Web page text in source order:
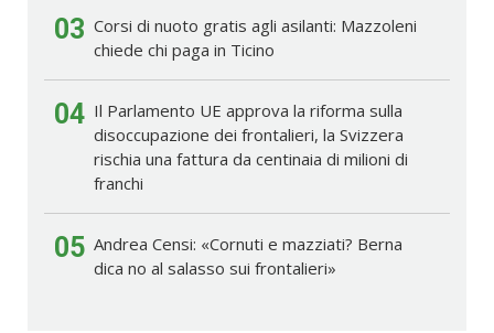
03 Corsi di nuoto gratis agli asilanti: Mazzoleni
chiede chi paga in Ticino
04 Il Parlamento UE approva la riforma sulla
disoccupazione dei frontalieri, la Svizzera
rischia una fattura da centinaia di milioni di
franchi
05 Andrea Censi: «Cornuti e mazziati? Berna
dica no al salasso sui frontalieri»